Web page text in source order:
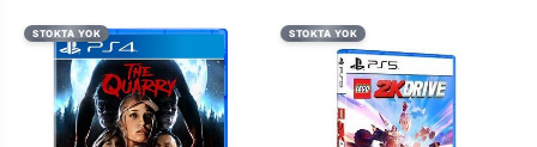
STOKTA YOK STOKTA YOK